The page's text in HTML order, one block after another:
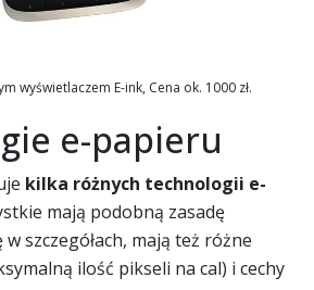
wyświetlaczem E-ink, Cena ok. 1000 zł.
e-papieru
kilka różnych technologii e-
mają podobną zasadę
szczegółach, mają też różne
ilość pikseli na cal) i cechy